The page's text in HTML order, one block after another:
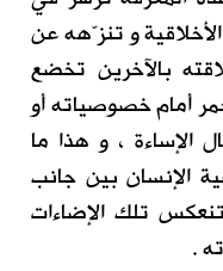
و تنزّهه عن
بالآخرين تخضع
أمام خصوصياته أو
الإساءة ، و هذا ما
الإنسان بين جانب
تنعكس تلك الإضاءات
.